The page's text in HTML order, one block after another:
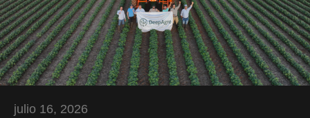
julio 16, 2026